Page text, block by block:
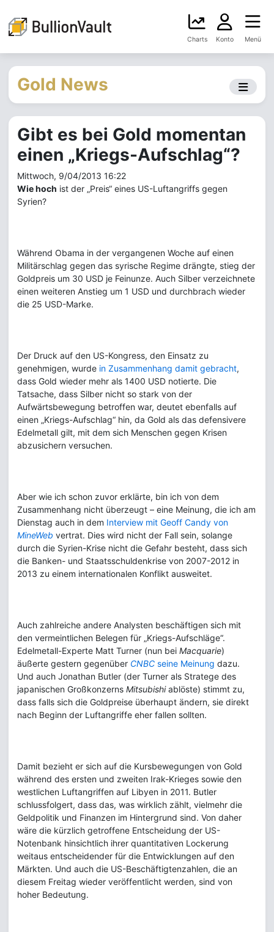
Charts Konto Menü
Gold News
Gibt es bei Gold momentan
einen „Kriegs-Aufschlag“?
Mittwoch, 9/04/2013 16:22
Wie hoch ist der „Preis“ eines US-Luftangriffs gegen
Syrien?
Während Obama in der vergangenen Woche auf einen
Militärschlag gegen das syrische Regime drängte, stieg der
Goldpreis um 30 USD je Feinunze. Auch Silber verzeichnete
einen weiteren Anstieg um 1 USD und durchbrach wieder
die 25 USD-Marke.
Der Druck auf den US-Kongress, den Einsatz zu
genehmigen, wurde in Zusammenhang damit gebracht,
dass Gold wieder mehr als 1400 USD notierte. Die
Tatsache, dass Silber nicht so stark von der
Aufwärtsbewegung betroffen war, deutet ebenfalls auf
einen „Kriegs-Aufschlag“ hin, da Gold als das defensivere
Edelmetall gilt, mit dem sich Menschen gegen Krisen
abzusichern versuchen.
Aber wie ich schon zuvor erklärte, bin ich von dem
Zusammenhang nicht überzeugt – eine Meinung, die ich am
Dienstag auch in dem Interview mit Geoff Candy von
MineWeb vertrat. Dies wird nicht der Fall sein, solange
durch die Syrien-Krise nicht die Gefahr besteht, dass sich
die Banken- und Staatsschuldenkrise von 2007-2012 in
2013 zu einem internationalen Konflikt ausweitet.
Auch zahlreiche andere Analysten beschäftigen sich mit
den vermeintlichen Belegen für „Kriegs-Aufschläge“.
Edelmetall-Experte Matt Turner (nun bei Macquarie)
äußerte gestern gegenüber CNBC seine Meinung dazu.
Und auch Jonathan Butler (der Turner als Stratege des
japanischen Großkonzerns Mitsubishiablöste) stimmt zu,
dass falls sich die Goldpreise überhaupt ändern, sie direkt
nach Beginn der Luftangriffe eher fallen sollten.
Damit bezieht er sich auf die Kursbewegungen von Gold
während des ersten und zweiten Irak-Krieges sowie den
westlichen Luftangriffen auf Libyen in 2011. Butler
schlussfolgert, dass das, was wirklich zählt, vielmehr die
Geldpolitik und Finanzen im Hintergrund sind. Von daher
wäre die kürzlich getroffene Entscheidung der US-
Notenbank hinsichtlich ihrer quantitativen Lockerung
weitaus entscheidender für die Entwicklungen auf den
Märkten. Und auch die US-Beschäftigtenzahlen, die an
diesem Freitag wieder veröffentlicht werden, sind von
hoher Bedeutung.